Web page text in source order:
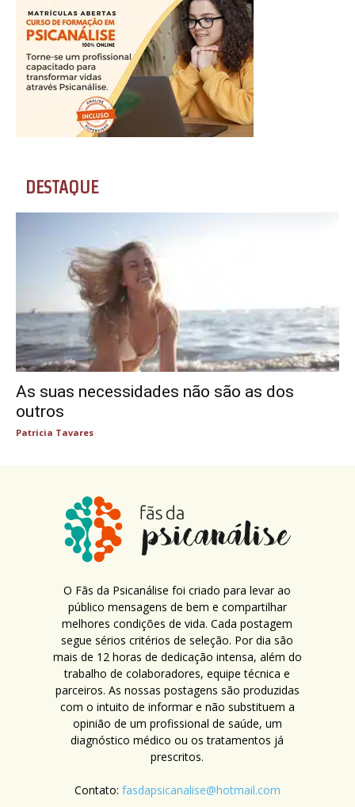
DESTAQUE
As suas necessidades não são as dos
outros
Patricia Tavares
O Fãs da Psicanálise foi criado para levar ao
público mensagens de bem e compartilhar
melhores condições de vida. Cada postagem
segue sérios critérios de seleção. Por dia são
mais de 12 horas de dedicação intensa, além do
trabalho de colaboradores, equipe técnica e
parceiros. As nossas postagens são produzidas
com o intuito de informar e não substituem a
opinião de um profissional de saúde, um
diagnóstico médico ou os tratamentos já
prescritos.
Contato: fasdapsicanalise@hotmail.com